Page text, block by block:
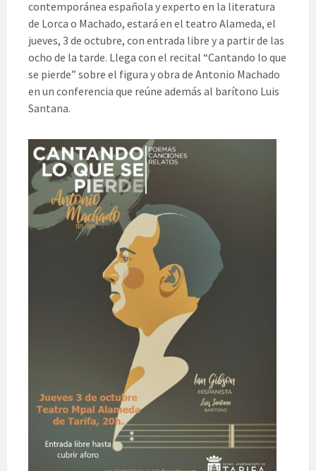
contemporánea española y experto en la literatura
de Lorca o Machado, estará en el teatro Alameda, el
jueves, 3 de octubre, con entrada libre y a partir de las
ocho de la tarde. Llega con el recital “Cantando lo que
se pierde” sobre el figura y obra de Antonio Machado
en un conferencia que reúne además al barítono Luis
Santana.